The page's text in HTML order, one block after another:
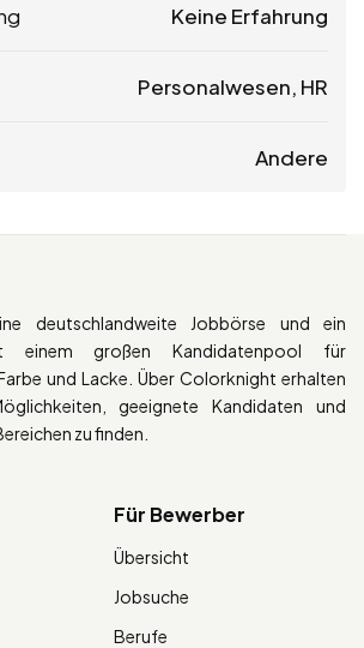
Keine Erfahrung
Personalwesen, HR
Andere
deutschlandweite Jobbörse und ein
einem großen Kandidatenpool für
und Lacke. Über Colorknight erhalten
geeignete Kandidaten und
zu finden.
Für Bewerber
Übersicht
Jobsuche
Berufe